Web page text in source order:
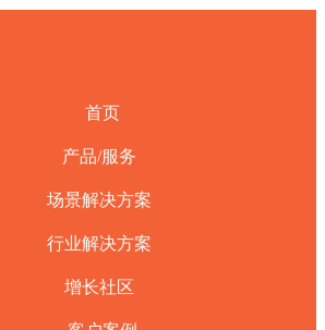
首页
产品/服务
场景解决方案
行业解决方案
增长社区